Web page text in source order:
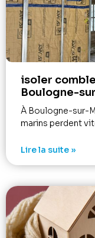
isoler
Boulogne-
À Boulogne-sur-
marins perdent
Lire la suite »